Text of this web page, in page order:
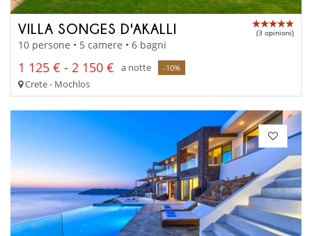
VILLA SONGES D'AKALLI (3 opinioni)
10 persone • 5 camere • 6 bagni
1 125 € - 2 150 € a notte -10%
Crete - Mochlos